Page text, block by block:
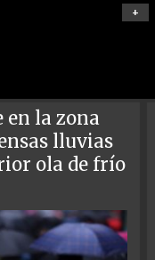
+
la zona
lluvias
ola de frío